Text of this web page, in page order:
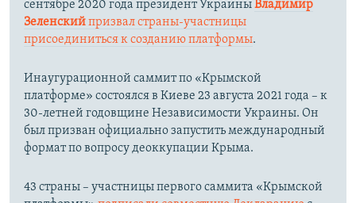
сентябре 2020 года президент УкраиныВладимир
Зеленскийпризвал страны-участницы
присоединиться к созданию платформы.
Инаугурационной саммит по «Крымской
платформе» состоялся в Киеве 23 августа 2021 года – к
30-летней годовщине Независимости Украины. Он
был призван официально запустить международный
формат по вопросу деоккупации Крыма.
43 страны – участницы первого саммита «Крымской